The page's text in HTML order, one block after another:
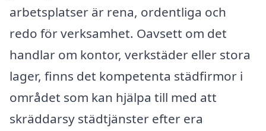
arbetsplatser är rena, ordentliga och
redo för verksamhet. Oavsett om det
handlar om kontor, verkstäder eller stora
lager, finns det kompetenta städfirmor i
området som kan hjälpa till med att
skräddarsy städtjänster efter era